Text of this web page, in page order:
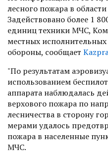
лесного пожара в
Задействовано более 1
единиц техники МЧС,
местных
обороны, сообщает
"По результатам
использованием
аппарата наблюдалась
верхового пожара по
лесничества в сторону
мерами удалось
пожара в населенные
МЧС.